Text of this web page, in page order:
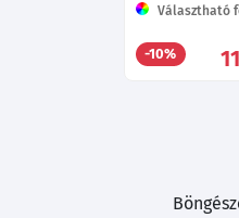
Választható
-10%